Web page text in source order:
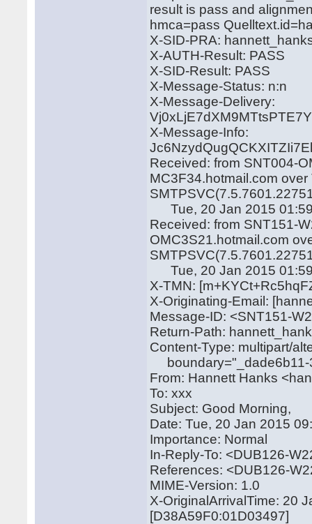
result is pass and
hmca=pass
X-SID-PRA:
X-AUTH-Result: PASS
X-SID-Result: PASS
X-Message-Status: n:n
X-Message-Delivery:
X-Message-Info:
Received: from SNT004-
MC3F34.hotmail.com
Tue, 20 Jan 2015
Received: from SNT151-
OMC3S21.hotmail.com
Tue, 20 Jan 2015
X-TMN:
X-Originating-Email:
Message-ID: <SNT151-
Return-Path:
Content-Type: multipart/
boundary="_dade6b11-
From: Hannett Hanks
To: xxx
Subject: Good Morning,
Date: Tue, 20 Jan 2015
Importance: Normal
In-Reply-To: <DUB126-
References: <DUB126-
MIME-Version: 1.0
X-OriginalArrivalTime: 20
[D38A59F0:01D03497]